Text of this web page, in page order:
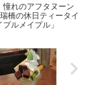
憧れのアフタヌーン
橋の休日ティータイ
ルメイプル」